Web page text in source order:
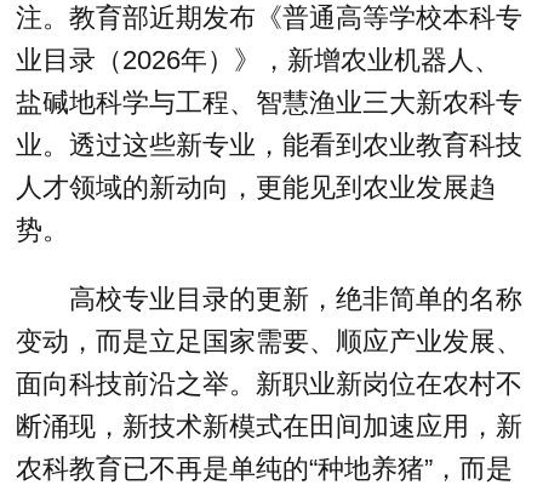
注。教育部近期发布《普通高等学校本科专
业目录（2026年）》，新增农业机器人、
盐碱地科学与工程、智慧渔业三大新农科专
业。透过这些新专业，能看到农业教育科技
人才领域的新动向，更能见到农业发展趋
势。
高校专业目录的更新，绝非简单的名称
变动，而是立足国家需要、顺应产业发展、
面向科技前沿之举。新职业新岗位在农村不
断涌现，新技术新模式在田间加速应用，新
农科教育已不再是单纯的“种地养猪”，而是